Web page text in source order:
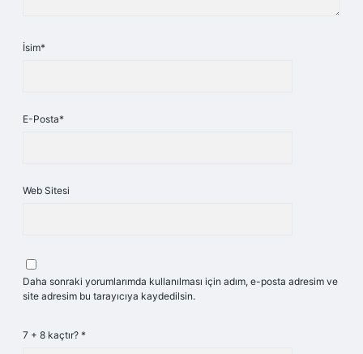
İsim*
E-Posta*
Web Sitesi
Daha sonraki yorumlarımda kullanılması için adım, e-posta adresim ve
site adresim bu tarayıcıya kaydedilsin.
7 + 8 kaçtır? *